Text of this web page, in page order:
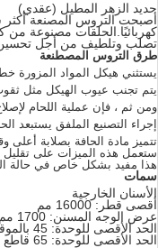
حديد الزهر المطيل (عقدي)
أصبحت التروس المصنعة
كهربائيًا.الحلقات مصنوعة من
تصلب وتلطيف من أجل تحسين
طرق التروس المصطنعة
يستثني هيكل المواد المزورة
يتم تجنب عيوب الهيكل مثل
ومن ثم ، فإن عملية اللحام
إجراء التصنيع الملفق يستبعد
تتميز مادة الحافة بصلابة
ستعمل هذه الميزات على تقليل
هذا مفيد بشكل خاص في حالة
سمات
الأسنان الخارجية
أقصى قطر: 16000 مم
عرض الوجه المسنن: 1700 مم
الحد الأقصى للوحدة: 45 بالموقد
الحد الأقصى للوحدة: 65 قاطع تشطيب تروس